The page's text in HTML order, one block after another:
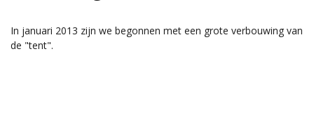
In januari 2013 zijn we begonnen met een grote verbouwing van
de "tent".